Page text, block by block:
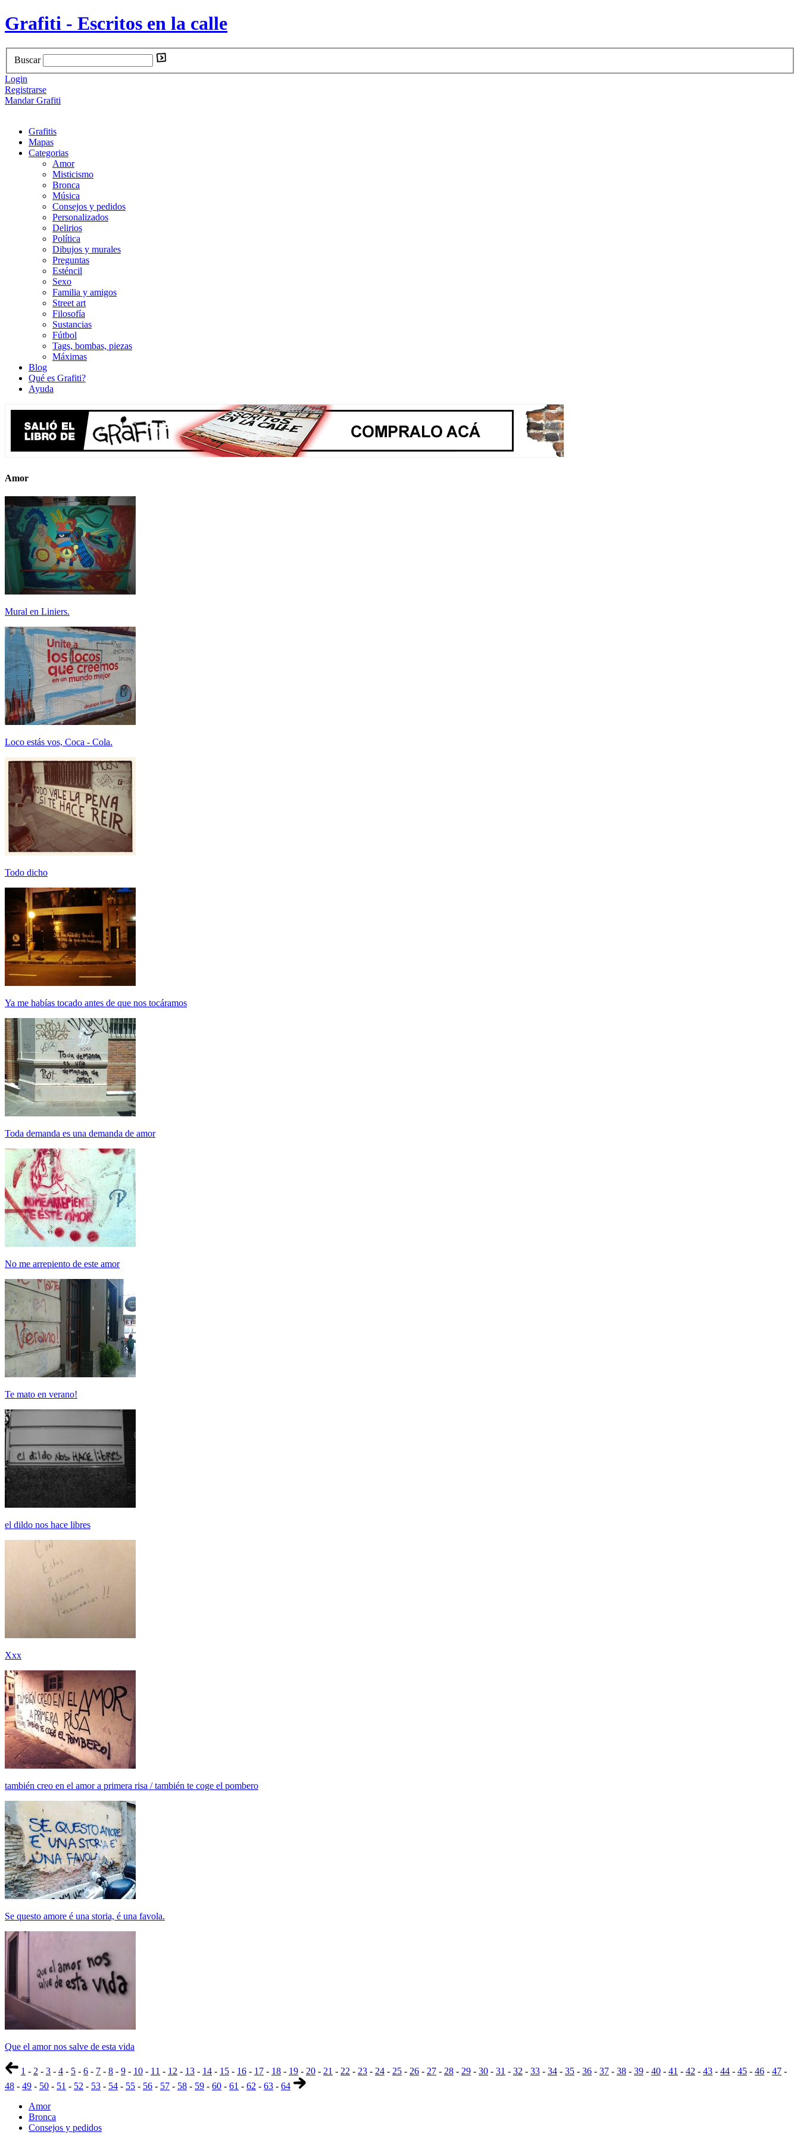
Grafiti - Escritos en la calle
Buscar
Login
Registrarse
Mandar Grafiti
Grafitis
Mapas
Categorias
Amor
Misticismo
Bronca
Música
Consejos y pedidos
Personalizados
Delirios
Política
Dibujos y murales
Preguntas
Esténcil
Sexo
Familia y amigos
Street art
Filosofía
Sustancias
Fútbol
Tags, bombas, piezas
Máximas
Blog
Qué es Grafiti?
Ayuda
Amor
Mural en Liniers.
Loco estás vos, Coca - Cola.
Todo dicho
Ya me habías tocado antes de que nos tocáramos
Toda demanda es una demanda de amor
No me arrepiento de este amor
Te mato en verano!
el dildo nos hace libres
Xxx
también creo en el amor a primera risa / también te coge el pombero
Se questo amore é una storia, é una favola.
Que el amor nos salve de esta vida
1 - 2 - 3 - 4 - 5 - 6 - 7 - 8 - 9 - 10 - 11 - 12 - 13 - 14 - 15 - 16 - 17 - 18 - 19 - 20 - 21 - 22 - 23 - 24 - 25 - 26 - 27 - 28 - 29 - 30 - 31 - 32 - 33 - 34 - 35 - 36 - 37 - 38 - 39 - 40 - 41 - 42 - 43 - 44 - 45 - 46 - 47 -
48 - 49 - 50 - 51 - 52 - 53 - 54 - 55 - 56 - 57 - 58 - 59 - 60 - 61 - 62 - 63 - 64
Amor
Bronca
Consejos y pedidos